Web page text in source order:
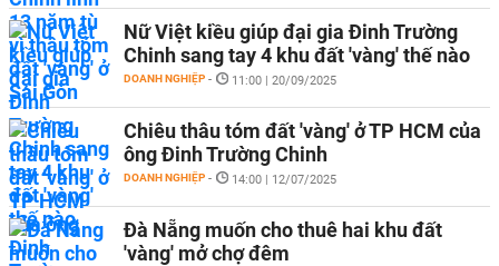
Nữ Việt kiều giúp đại gia Đinh Trường
Chinh sang tay 4 khu đất 'vàng' thế nào
DOANH NGHIỆP - 11:00 | 20/09/2025
Chiêu thâu tóm đất 'vàng' ở TP HCM của
ông Đinh Trường Chinh
DOANH NGHIỆP - 14:00 | 12/07/2025
Đà Nẵng muốn cho thuê hai khu đất
'vàng' mở chợ đêm